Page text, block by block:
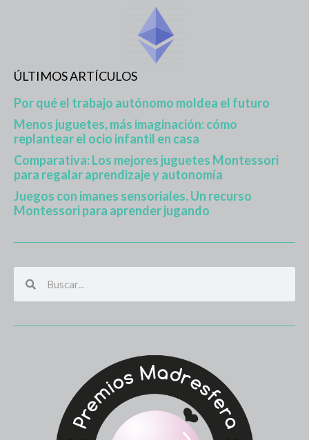
ÚLTIMOS ARTÍCULOS
Por qué el trabajo autónomo moldea el futuro
Menos juguetes, más imaginación: cómo
replantear el ocio infantil en casa
Comparativa: Los mejores juguetes Montessori
para regalar aprendizaje y autonomía
Juegos con imanes sensoriales. Un recurso
Montessori para aprender jugando